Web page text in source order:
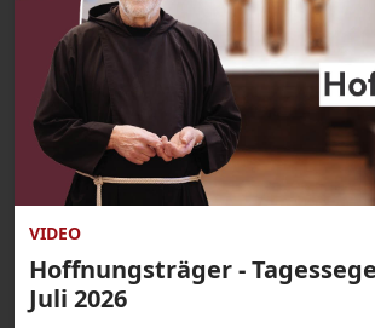
VIDEO
Hoffnungsträger -
Juli 2026